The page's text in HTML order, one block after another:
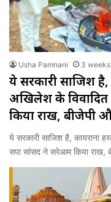
Usha Pamnani 3
ये सरकारी साजिश
अखिलेश के
किया राख, बीजेपी
ये सरकारी साजिश है, कायराना
सपा सांसद ने सरेआम किया राख,